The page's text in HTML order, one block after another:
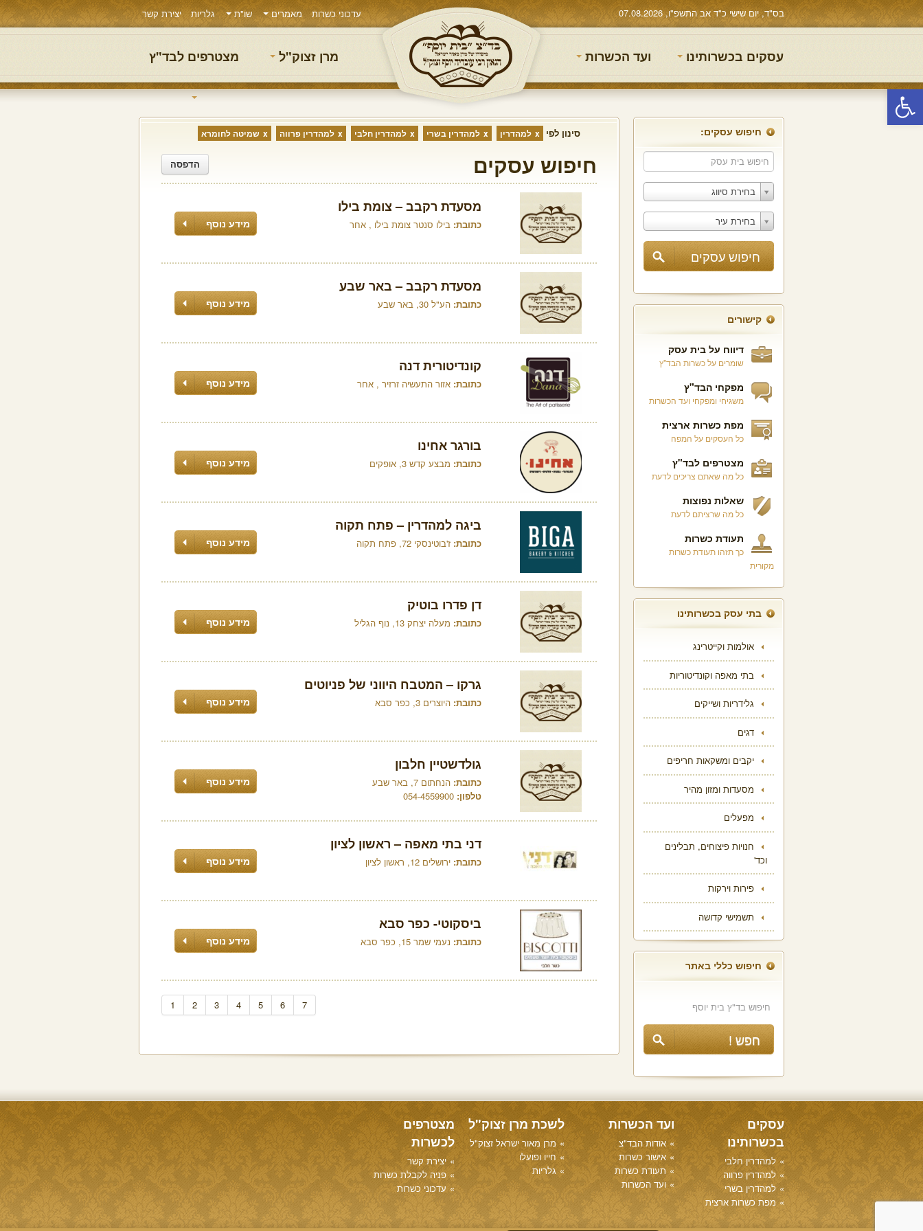
פתח סרגל נגישות
בס"ד, יום שישי כ"ד אב התשפ"ו, 07.08.2026 עדכוני כשרות מאמרים שו"ת גלריות יצירת קשר
עסקים בכשרותינו ועד הכשרות מרן זצוק"ל מצטרפים לבד"ץ
חיפוש עסקים:
בחירת סיווג
בחירת עיר
קישורים
דיווח על בית עסק
שומרים על כשרות הבד"ץ
מפקחי הבד"ץ
משגיחי ומפקחי ועד הכשרות
מפת כשרות ארצית
כל העסקים על המפה
מצטרפים לבד"ץ
כל מה שאתם צריכים לדעת
שאלות נפוצות
כל מה שרציתם לדעת
תעודת כשרות
כך תזהו תעודת כשרות
מקורית
בתי עסק בכשרותינו
אולמות וקייטרינג
בתי מאפה וקונדיטוריות
גלידריות ושייקים
דגים
יקבים ומשקאות חריפים
מסעדות ומזון מהיר
מפעלים
חנויות פיצוחים, תבלינים
וכד'
פירות וירקות
תשמישי קדושה
חיפוש כללי באתר
סינון לפי למהדרין למהדרין בשרי למהדרין חלבי למהדרין פרווה שמיטה לחומרא
חיפוש עסקים הדפסה
מסעדת רקבב – צומת בילו
כתובת: בילו סנטר צומת בילו , אחר מידע נוסף
מסעדת רקבב – באר שבע
כתובת: הע"ל 30, באר שבע מידע נוסף
קונדיטורית דנה
כתובת: אזור התעשיה זרזיר , אחר מידע נוסף
בורגר אחינו
כתובת: מבצע קדש 3, אופקים מידע נוסף
ביגה למהדרין – פתח תקוה
כתובת: ז'בוטינסקי 72, פתח תקוה מידע נוסף
דן פדרו בוטיק
כתובת: מעלה יצחק 13, נוף הגליל מידע נוסף
גרקו – המטבח היווני של פניוטים
כתובת: היוצרים 3, כפר סבא מידע נוסף
גולדשטיין חלבון
כתובת: הנחתום 7, באר שבע
טלפון: 054-4559900
מידע נוסף
דני בתי מאפה – ראשון לציון
כתובת: ירושלים 12, ראשון לציון מידע נוסף
ביסקוטי- כפר סבא
כתובת: נעמי שמר 15, כפר סבא מידע נוסף
1 2 3 4 5 6 7
עסקים
בכשרותינו
למהדרין חלבי
למהדרין פרווה
למהדרין בשרי
מפת כשרות ארצית
ועד הכשרות
אודות הבד"צ
אישור כשרות
תעודת כשרות
ועד הכשרות
לשכת מרן זצוק"ל
מרן מאור ישראל זצוק"ל
חייו ופועלו
גלריות
מצטרפים
לכשרות
יצירת קשר
פניה לקבלת כשרות
עדכוני כשרות